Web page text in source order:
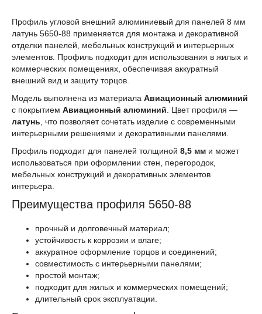
Профиль угловой внешний алюминиевый для панелей 8 мм
латунь 5650-88 применяется для монтажа и декоративной
отделки панелей, мебельных конструкций и интерьерных
элементов. Профиль подходит для использования в жилых и
коммерческих помещениях, обеспечивая аккуратный
внешний вид и защиту торцов.
Модель выполнена из материала Авиационный алюминий
с покрытием Авиационный алюминий . Цвет профиля —
латунь , что позволяет сочетать изделие с современными
интерьерными решениями и декоративными панелями.
Профиль подходит для панелей толщиной 8,5 мм и может
использоваться при оформлении стен, перегородок,
мебельных конструкций и декоративных элементов
интерьера.
Преимущества профиля 5650-88
прочный и долговечный материал;
устойчивость к коррозии и влаге;
аккуратное оформление торцов и соединений;
совместимость с интерьерными панелями;
простой монтаж;
подходит для жилых и коммерческих помещений;
длительный срок эксплуатации.